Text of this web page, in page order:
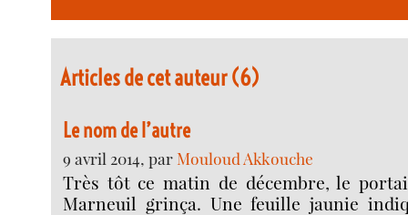
Articles de cet auteur (6)
Le nom de l’autre
9 avril 2014, parMouloud Akkouche
Très tôt ce matin de décembre, le
Marneuil grinça. Une feuille jaunie